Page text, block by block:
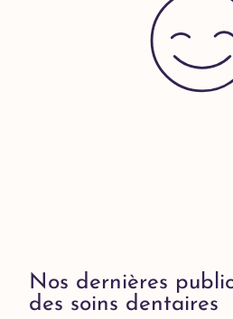
Nos dernières
des soins dentaires